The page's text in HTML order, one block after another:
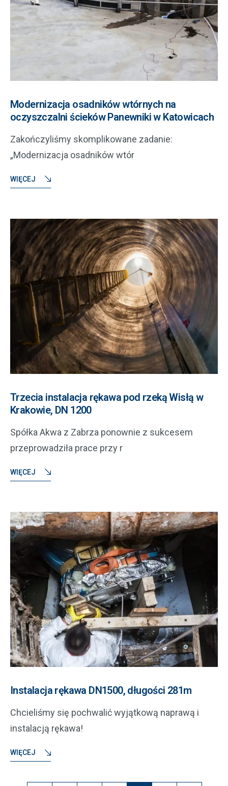
Modernizacja osadników wtórnych na
oczyszczalni ścieków Panewniki w Katowicach
Zakończyliśmy skomplikowane zadanie:
„Modernizacja osadników wtór
WIĘCEJ
Trzecia instalacja rękawa pod rzeką Wisłą w
Krakowie, DN 1200
Spółka Akwa z Zabrza ponownie z sukcesem
przeprowadziła prace przy r
WIĘCEJ
Instalacja rękawa DN1500, długości 281m
Chcieliśmy się pochwalić wyjątkową naprawą i
instalacją rękawa!
WIĘCEJ